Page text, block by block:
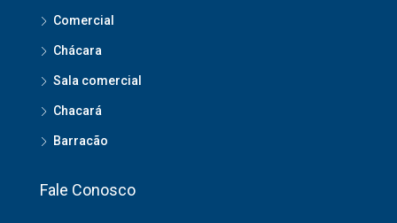
Comercial
Chácara
Sala comercial
Chacará
Barracão
Fale Conosco